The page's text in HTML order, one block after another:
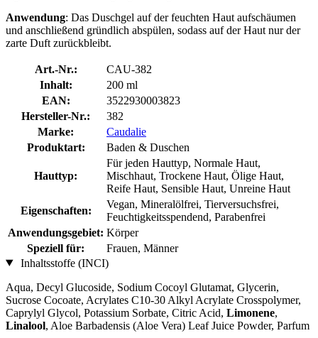
Anwendung: Das Duschgel auf der feuchten Haut aufschäumen
und anschließend gründlich abspülen, sodass auf der Haut nur der
zarte Duft zurückbleibt.
Art.-Nr.:
CAU-382
Inhalt:
200 ml
EAN:
3522930003823
Hersteller-Nr.:
382
Marke:
Caudalie
Produktart:
Baden & Duschen
Hauttyp:
Für jeden Hauttyp, Normale Haut,
Mischhaut, Trockene Haut, Ölige Haut,
Reife Haut, Sensible Haut, Unreine Haut
Eigenschaften:
Vegan, Mineralölfrei, Tierversuchsfrei,
Feuchtigkeitsspendend, Parabenfrei
Anwendungsgebiet: Körper
Speziell für:
Frauen, Männer
Inhaltsstoffe (INCI)
Aqua, Decyl Glucoside, Sodium Cocoyl Glutamat, Glycerin,
Sucrose Cocoate, Acrylates C10-30 Alkyl Acrylate Crosspolymer,
Caprylyl Glycol, Potassium Sorbate, Citric Acid, Limonene,
Linalool, Aloe Barbadensis (Aloe Vera) Leaf Juice Powder, Parfum